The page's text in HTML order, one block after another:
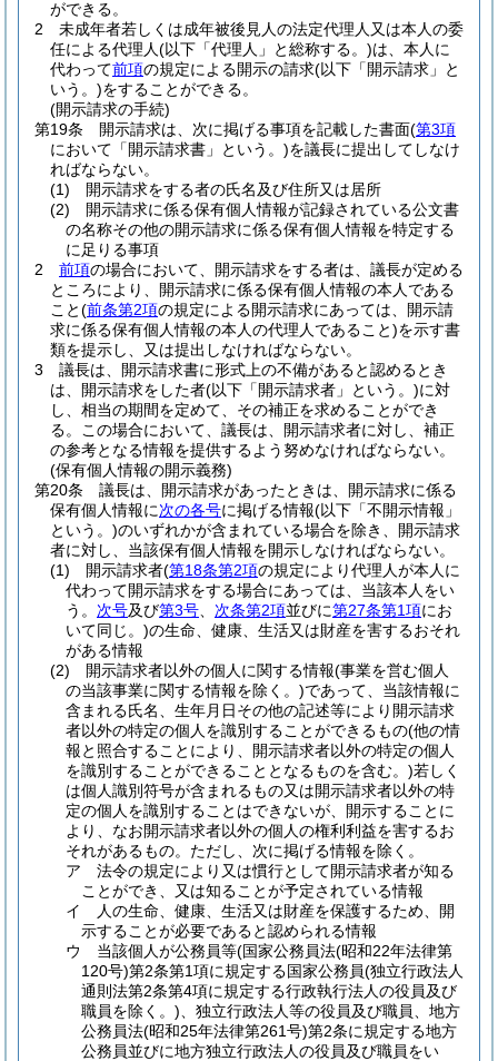
ができる。
2
未成年者若しくは成年被後見人の法定代理人又は本人の委
任による代理人(以下「代理人」と総称する。)は、本人に
代わって前項の規定による開示の請求(以下「開示請求」と
いう。)をすることができる。
(開示請求の手続)
第19条
開示請求は、次に掲げる事項を記載した書面(第3項
において「開示請求書」という。)を議長に提出してしなけ
ればならない。
(1)
開示請求をする者の氏名及び住所又は居所
(2)
開示請求に係る保有個人情報が記録されている公文書
の名称その他の開示請求に係る保有個人情報を特定する
に足りる事項
2
前項の場合において、開示請求をする者は、議長が定める
ところにより、開示請求に係る保有個人情報の本人である
こと(前条第2項の規定による開示請求にあっては、開示請
求に係る保有個人情報の本人の代理人であること)を示す書
類を提示し、又は提出しなければならない。
3
議長は、開示請求書に形式上の不備があると認めるとき
は、開示請求をした者(以下「開示請求者」という。)に対
し、相当の期間を定めて、その補正を求めることができ
る。
この場合において、議長は、開示請求者に対し、補正
の参考となる情報を提供するよう努めなければならない。
(保有個人情報の開示義務)
第20条
議長は、開示請求があったときは、開示請求に係る
保有個人情報に次の各号に掲げる情報(以下「不開示情報」
という。)のいずれかが含まれている場合を除き、開示請求
者に対し、当該保有個人情報を開示しなければならない。
(1)
開示請求者(第18条第2項の規定により代理人が本人に
代わって開示請求をする場合にあっては、当該本人をい
う。 次号及び第3号 次条第2項並びに第27条第1項にお
いて同じ。)の生命、健康、生活又は財産を害するおそれ
がある情報
(2)
開示請求者以外の個人に関する情報(事業を営む個人
の当該事業に関する情報を除く。)であって、当該情報に
含まれる氏名、生年月日その他の記述等により開示請求
者以外の特定の個人を識別することができるもの(他の情
報と照合することにより、開示請求者以外の特定の個人
を識別することができることとなるものを含む。)若しく
は個人識別符号が含まれるもの又は開示請求者以外の特
定の個人を識別することはできないが、開示することに
より、なお開示請求者以外の個人の権利利益を害するお
それがあるもの。 ただし、次に掲げる情報を除く。
ア
法令の規定により又は慣行として開示請求者が知る
ことができ、又は知ることが予定されている情報
イ
人の生命、健康、生活又は財産を保護するため、開
示することが必要であると認められる情報
ウ
当該個人が公務員等(国家公務員法(昭和22年法律第
120号)第2条第1項に規定する国家公務員(独立行政法人
通則法第2条第4項に規定する行政執行法人の役員及び
職員を除く。) 、独立行政法人等の役員及び職員、地方
公務員法(昭和25年法律第261号)第2条に規定する地方
公務員並びに地方独立行政法人の役員及び職員をい